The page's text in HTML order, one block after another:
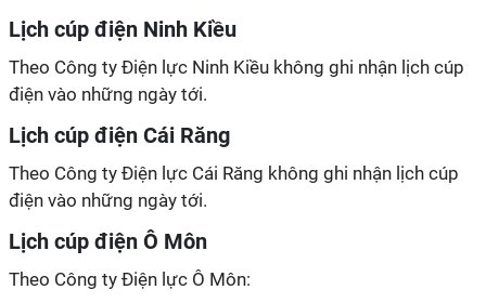
Lịch cúp điện Ninh Kiều
Theo Công ty Điện lực Ninh Kiều không ghi nhận lịch cúp
điện vào những ngày tới.
Lịch cúp điện Cái Răng
Theo Công ty Điện lực Cái Răng không ghi nhận lịch cúp
điện vào những ngày tới.
Lịch cúp điện Ô Môn
Theo Công ty Điện lực Ô Môn: